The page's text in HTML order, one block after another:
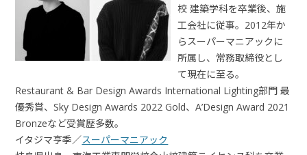
校 建築学科を卒業後、施
工会社に従事。2012年か
らスーパーマニアックに
所属し、常務取締役とし
て現在に至る。
Restaurant & Bar Design Awards International Lighting部門 最
優秀賞、Sky Design Awards 2022 Gold、A’Design Award 2021
Bronzeなど受賞歴多数。
イタジマ亨季／スーパーマニアック